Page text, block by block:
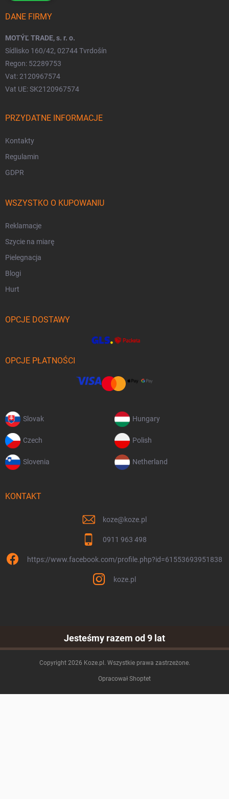
DANE FIRMY
MOTÝĽ TRADE, s. r. o.
Sídlisko 160/42, 02744 Tvrdošín
Regon: 52289753
Vat: 2120967574
Vat UE: SK2120967574
PRZYDATNE INFORMACJE
Kontakty
Regulamin
GDPR
WSZYSTKO O KUPOWANIU
Reklamacje
Szycie na miarę
Pielegnacja
Blogi
Hurt
OPCJE DOSTAWY
OPCJE PŁATNOŚCI
Slovak Hungary
Czech Polish
Slovenia Netherland
KONTAKT
koze@koze.pl
0911 963 498
https://www.facebook.com/profile.php?id=61553693951838
koze.pl
Jesteśmy razem od 9 lat
Opracował Shoptet
Copyright 2026 Koze.pl . Wszystkie prawa zastrzeżone.